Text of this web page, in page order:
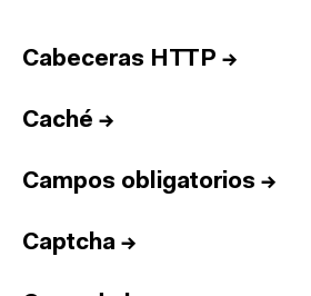
Cabeceras HTTP →
Caché →
Campos obligatorios →
Captcha →